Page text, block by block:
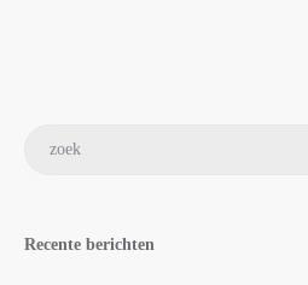
Recente berichten